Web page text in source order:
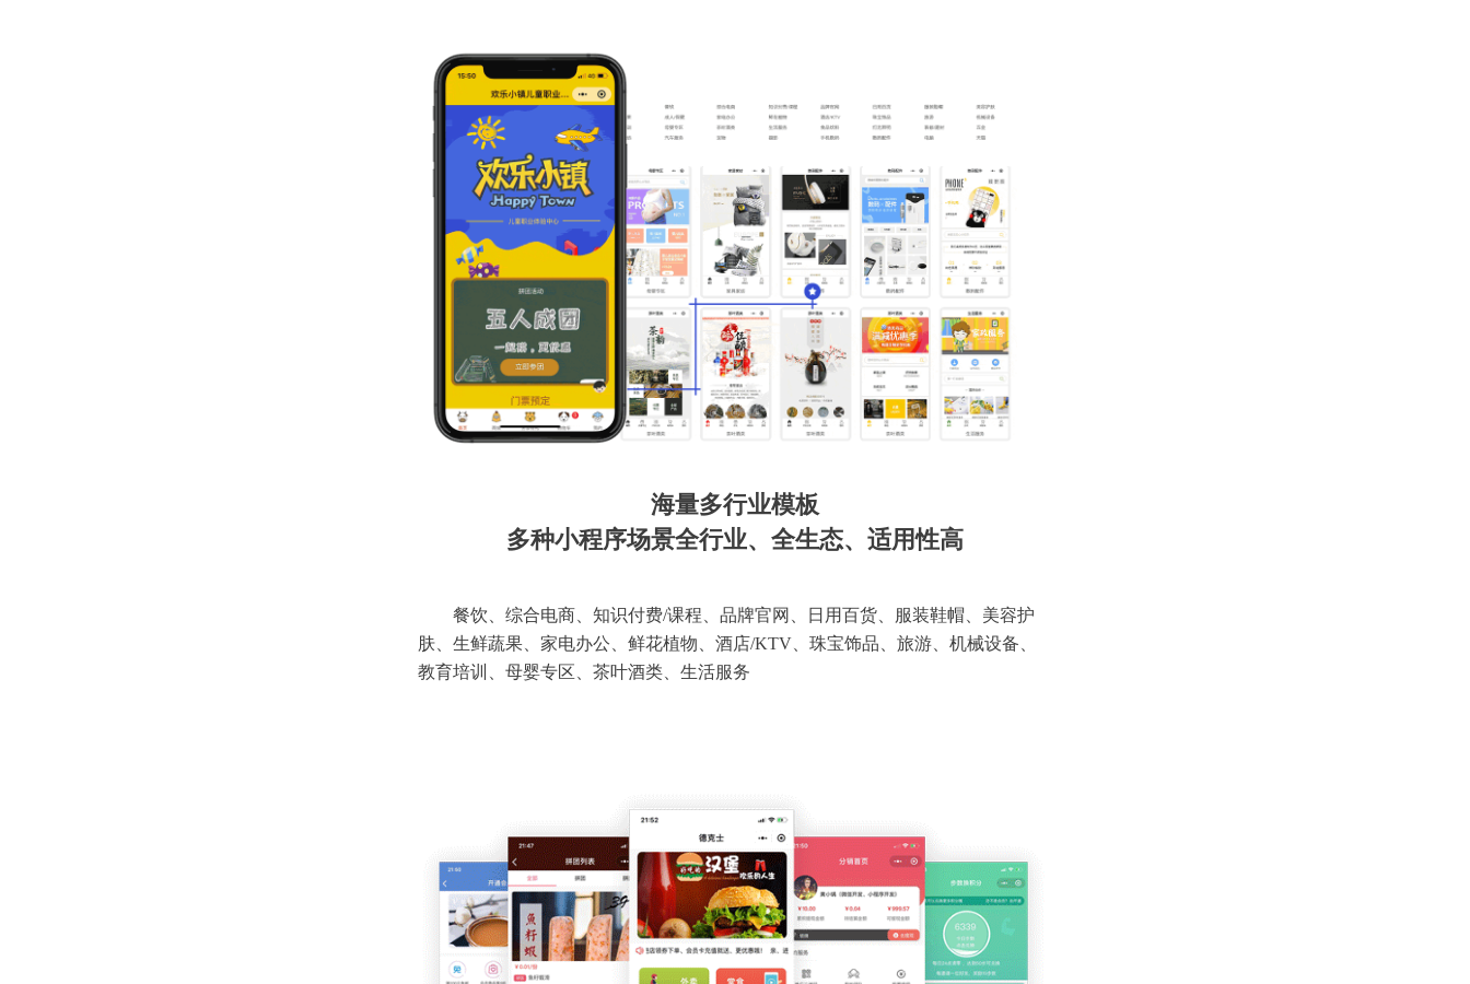
海量多行业模板
多种小程序场景全行业、全生态、适用性高
餐饮、综合电商、知识付费/课程、品牌官网、日用百货、服装鞋帽、美容护
肤、生鲜蔬果、家电办公、鲜花植物、酒店/KTV、珠宝饰品、旅游、机械设备、
教育培训、母婴专区、茶叶酒类、生活服务